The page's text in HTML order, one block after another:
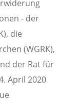
- der
die
(WGRK),
der Rat für
April 2020